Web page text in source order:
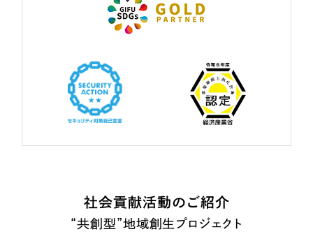
社会貢献活動のご紹介
“共創型”地域創生プロジェクト